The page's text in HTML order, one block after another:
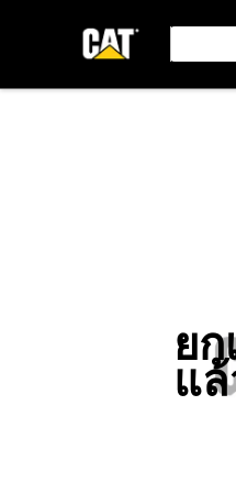
ยก
แ